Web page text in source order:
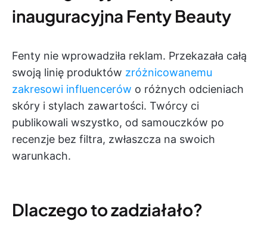
inauguracyjna Fenty Beauty
Fenty nie wprowadziła reklam. Przekazała całą
swoją linię produktów zróżnicowanemu
zakresowi influencerów o różnych odcieniach
skóry i stylach zawartości. Twórcy ci
publikowali wszystko, od samouczków po
recenzje bez filtra, zwłaszcza na swoich
warunkach.
Dlaczego to zadziałało?